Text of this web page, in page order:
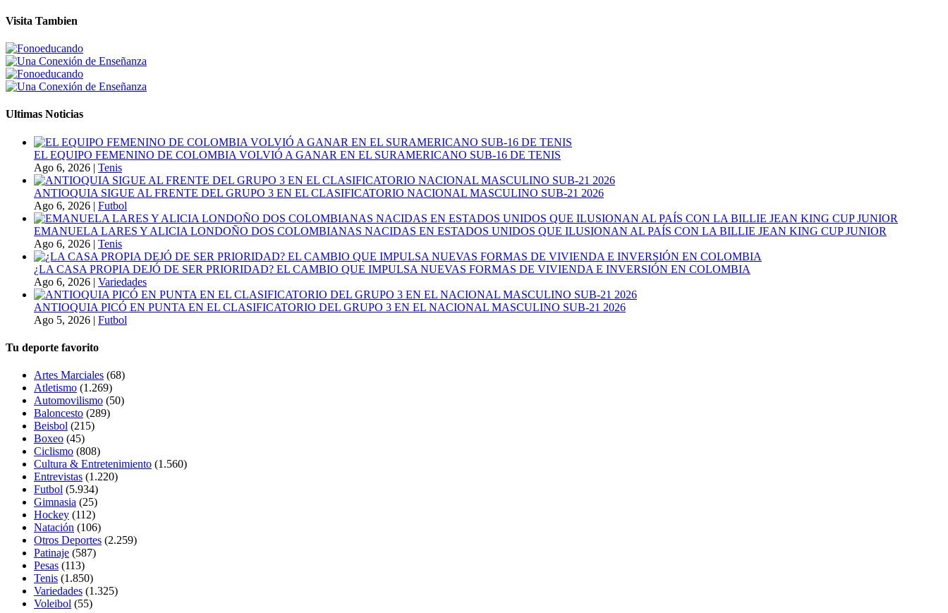
Visita Tambien
Ultimas Noticias
EL EQUIPO FEMENINO DE COLOMBIA VOLVIÓ A GANAR EN EL SURAMERICANO SUB-16 DE TENIS
Ago 6, 2026 | Tenis
ANTIOQUIA SIGUE AL FRENTE DEL GRUPO 3 EN EL CLASIFICATORIO NACIONAL MASCULINO SUB-21 2026
Ago 6, 2026 | Futbol
EMANUELA LARES Y ALICIA LONDOÑO DOS COLOMBIANAS NACIDAS EN ESTADOS UNIDOS QUE ILUSIONAN AL PAÍS CON LA BILLIE JEAN KING CUP JUNIOR
Ago 6, 2026 | Tenis
¿LA CASA PROPIA DEJÓ DE SER PRIORIDAD? EL CAMBIO QUE IMPULSA NUEVAS FORMAS DE VIVIENDA E INVERSIÓN EN COLOMBIA
Ago 6, 2026 | Variedades
ANTIOQUIA PICÓ EN PUNTA EN EL CLASIFICATORIO DEL GRUPO 3 EN EL NACIONAL MASCULINO SUB-21 2026
Ago 5, 2026 | Futbol
Tu deporte favorito
Artes Marciales (68)
Atletismo (1.269)
Automovilismo (50)
Baloncesto (289)
Beisbol (215)
Boxeo (45)
Ciclismo (808)
Cultura & Entretenimiento (1.560)
Entrevistas (1.220)
Futbol (5.934)
Gimnasia (25)
Hockey (112)
Natación (106)
Otros Deportes (2.259)
Patinaje (587)
Pesas (113)
Tenis (1.850)
Variedades (1.325)
Voleibol (55)